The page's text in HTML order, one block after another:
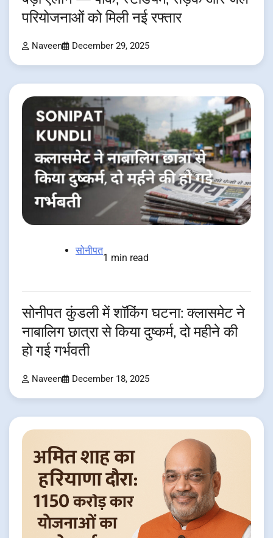
परियोजनाओं को मिली नई रफ्तार
Naveen December 29, 2025
सोनीपत
1 min read
सोनीपत कुंडली में शॉकिंग घटना: क्लासमेट ने
नाबालिग छात्रा से किया दुष्कर्म, दो महीने की
हो गई गर्भवती
Naveen December 18, 2025